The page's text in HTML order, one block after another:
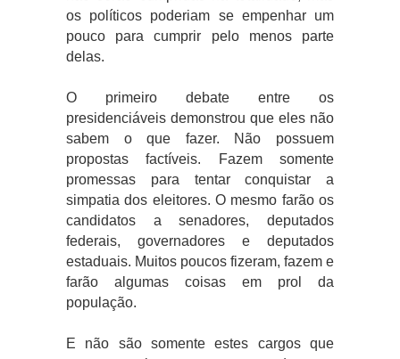
os políticos poderiam se empenhar um
pouco para cumprir pelo menos parte
delas.
O primeiro debate entre os
presidenciáveis demonstrou que eles não
sabem o que fazer. Não possuem
propostas factíveis. Fazem somente
promessas para tentar conquistar a
simpatia dos eleitores. O mesmo farão os
candidatos a senadores, deputados
federais, governadores e deputados
estaduais. Muitos poucos fizeram, fazem e
farão algumas coisas em prol da
população.
E não são somente estes cargos que